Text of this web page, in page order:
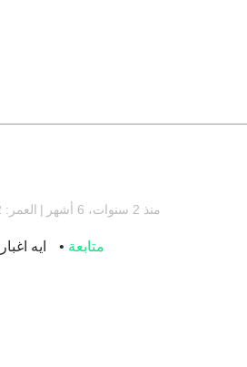
العمر: 12-13 منذ 2 سنوات، 6 أشهر
متابعة